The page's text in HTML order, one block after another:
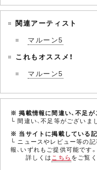
関連アーティスト
マルーン5
これもオススメ！
マルーン5
※ 掲載情報に間違い、不足が
└ 間違い、不足等がございま
※ 当サイトに掲載している
└ ニュースやレビュー等の記
報、いずれもご提供可能です。
詳しくはこちら をご覧